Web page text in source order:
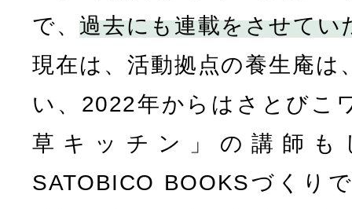
で、過去にも連載をさせてい
現在は、活動拠点の養生庵は
い、2022年からはさとびこ
草キッチン」の講師も
SATOBICO BOOKSづくり